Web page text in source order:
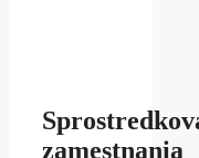
zamestnania